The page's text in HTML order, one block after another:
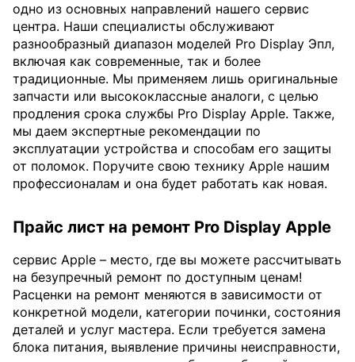
одно из основных направлений нашего сервис
центра. Наши специалисты обслуживают
разнообразный диапазон моделей Pro Display Эпл,
включая как современные, так и более
традиционные. Мы применяем лишь оригинальные
запчасти или высококлассные аналоги, с целью
продления срока службы Pro Display Apple. Также,
мы даем экспертные рекомендации по
эксплуатации устройства и способам его защиты
от поломок. Поручите свою технику Apple нашим
профессионалам и она будет работать как новая.
Прайс лист на ремонт Pro Display Apple
сервис Apple – место, где вы можете рассчитывать
на безупречный ремонт по доступным ценам!
Расценки на ремонт меняются в зависимости от
конкретной модели, категории починки, состояния
деталей и услуг мастера. Если требуется замена
блока питания, выявление причины неисправности,